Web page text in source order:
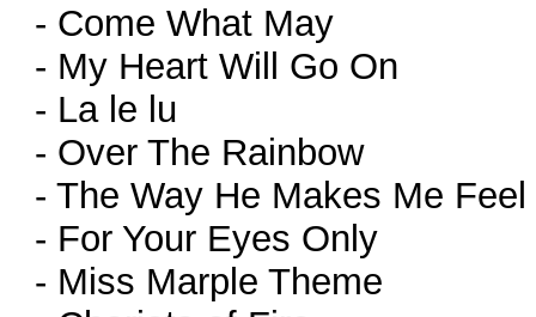
- Come What May
- My Heart Will Go On
- La le lu
- Over The Rainbow
- The Way He Makes Me Feel
- For Your Eyes Only
- Miss Marple Theme